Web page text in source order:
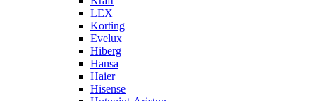
LEX
Korting
Evelux
Hiberg
Hansa
Haier
Hisense